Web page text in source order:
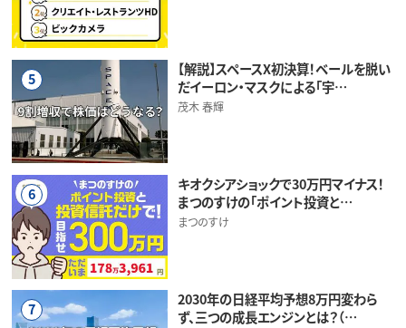
5
【解説】スペースX初決算！ベールを脱い
だイーロン・マスクによる「宇…
茂木 春輝
6
キオクシアショックで30万円マイナス！
まつのすけの「ポイント投資と…
まつのすけ
7
2030年の日経平均予想8万円変わら
ず、三つの成長エンジンとは？（…